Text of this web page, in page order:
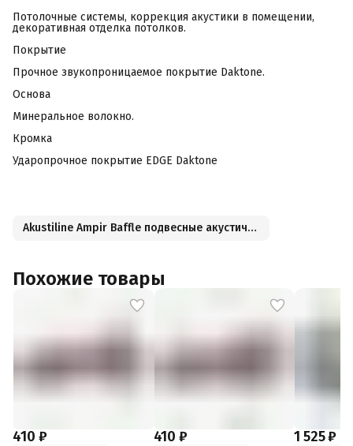
Потолочные системы, коррекция акустики в помещении,
декоративная отделка потолков.
Покрытие
Прочное звукопроницаемое покрытие Daktone.
Основа
Минеральное волокно.
Кромка
Ударопрочное покрытие EDGE Daktone
Akustiline Ampir Baffle подвесные акустические панели
Похожие товары
410 ₽ 410 ₽ 1 525 ₽